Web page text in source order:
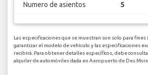
Numero de asientos 5
Las especificaciones que se muestran son solo para
garantizar el modelo de vehículo y las especificaciones
recibirá. Para obtener detalles específicos, debe
alquiler de automóviles dada en Aeropuerto de Des